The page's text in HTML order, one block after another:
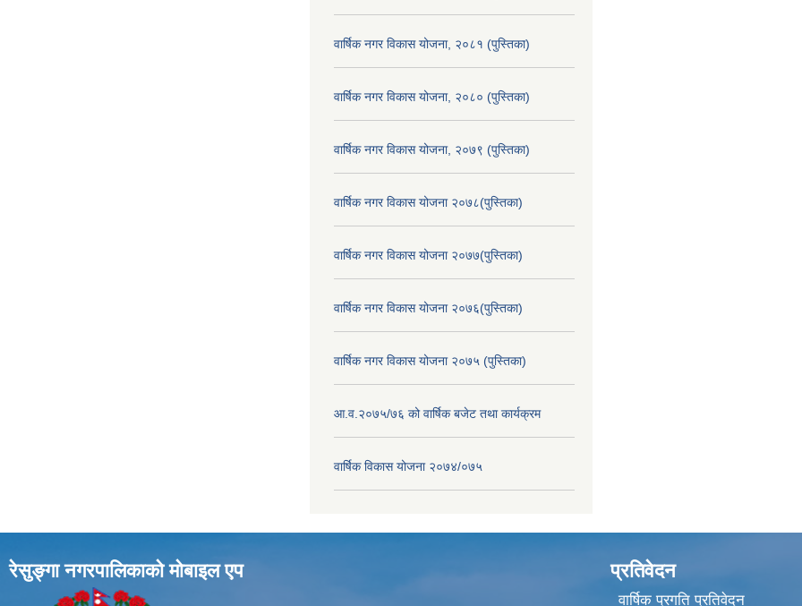
वार्षिक नगर विकास योजना, २०८१ (पुस्तिका)
वार्षिक नगर विकास योजना, २०८० (पुस्तिका)
वार्षिक नगर विकास योजना, २०७९ (पुस्तिका)
वार्षिक नगर विकास योजना २०७८(पुस्तिका)
वार्षिक नगर विकास योजना २०७७(पुस्तिका)
वार्षिक नगर विकास योजना २०७६(पुस्तिका)
वार्षिक नगर विकास योजना २०७५ (पुस्तिका)
आ.व.२०७५/७६ को वार्षिक बजेट तथा कार्यक्रम
वार्षिक विकास योजना २०७४/०७५
रेसुङ्गा नगरपालिकाकाे माेबाइल एप प्रतिवेदन
वार्षिक प्रगति प्रतिवेदन